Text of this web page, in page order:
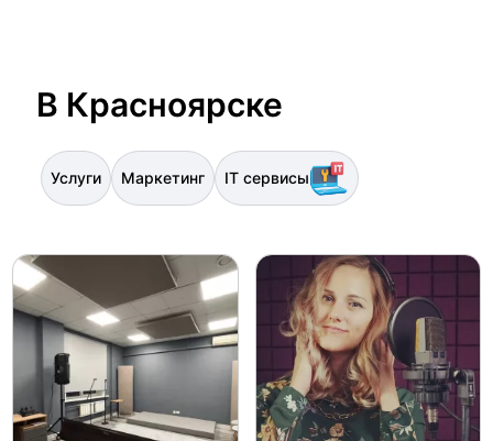
В Красноярске
Услуги Маркетинг IT сервисы